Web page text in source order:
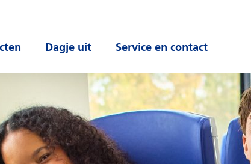
Dagje uit
Service en contact